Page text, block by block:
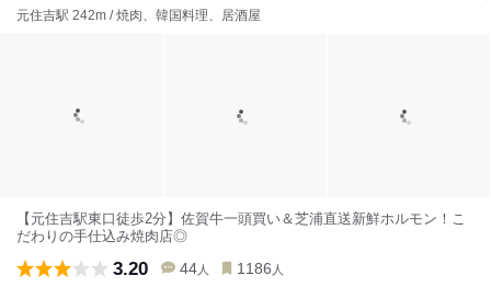
元住吉駅 242m / 焼肉、韓国料理、居酒屋
【元住吉駅東口徒歩2分】佐賀牛一頭買い＆芝浦直送新鮮ホルモン！こ
だわりの手仕込み焼肉店◎
3.20 44 人 1186 人